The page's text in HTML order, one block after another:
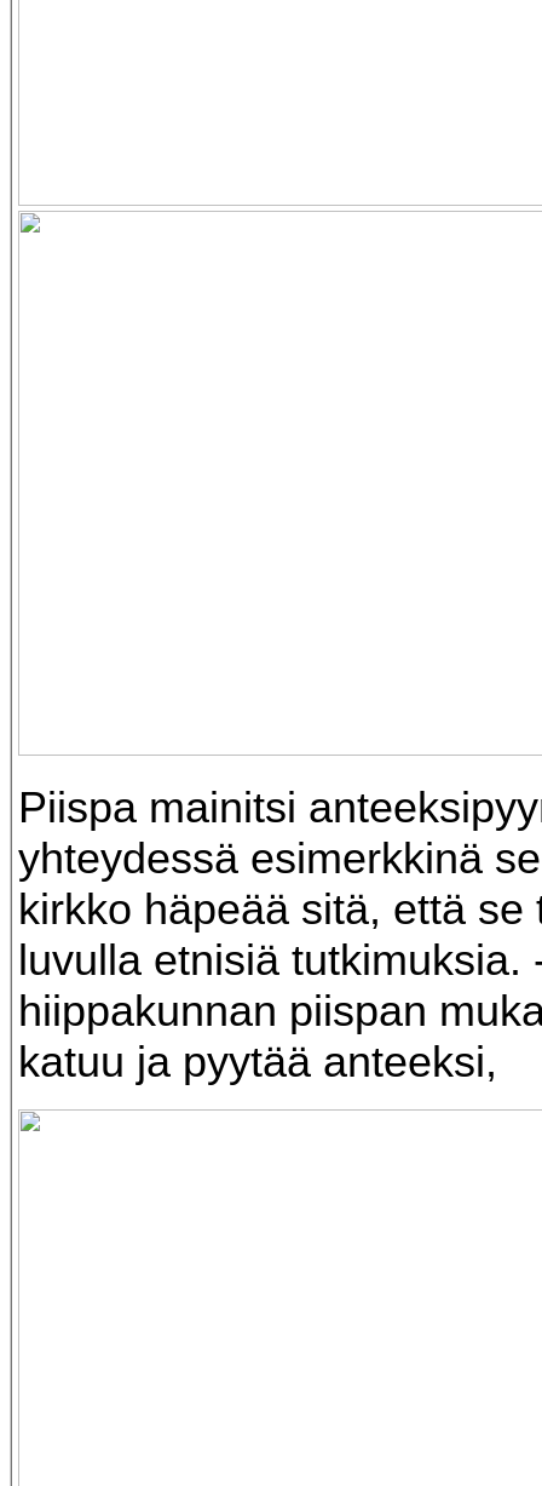
Piispa mainitsi
yhteydessä esimerkkinä
kirkko häpeää sitä, että se
luvulla etnisiä tutkimuksia.
hiippakunnan piispan
katuu ja pyytää anteeksi,